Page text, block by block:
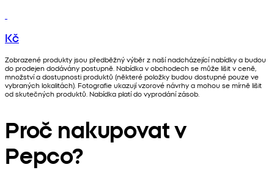
Kč
Zobrazené produkty jsou předběžný výběr z naší nadcházející nabídky a budou
do prodejen dodávány postupně. Nabídka v obchodech se může lišit v ceně,
množství a dostupnosti produktů (některé položky budou dostupné pouze ve
vybraných lokalitách). Fotografie ukazují vzorové návrhy a mohou se mírně lišit
od skutečných produktů. Nabídka platí do vyprodání zásob.
Proč nakupovat v
Pepco?